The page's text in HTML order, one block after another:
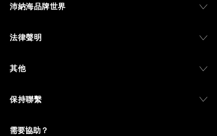
沛納海品牌世界
法律聲明
其他
保持聯繫
需要協助？